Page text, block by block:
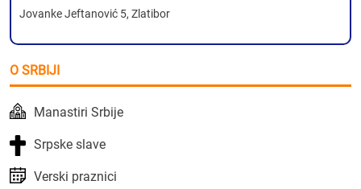
Jovanke Jeftanović 5, Zlatibor
O SRBIJI
Manastiri Srbije
Srpske slave
Verski praznici